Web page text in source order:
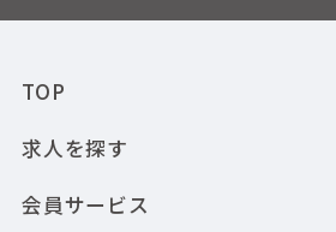
TOP
求人を探す
会員サービス